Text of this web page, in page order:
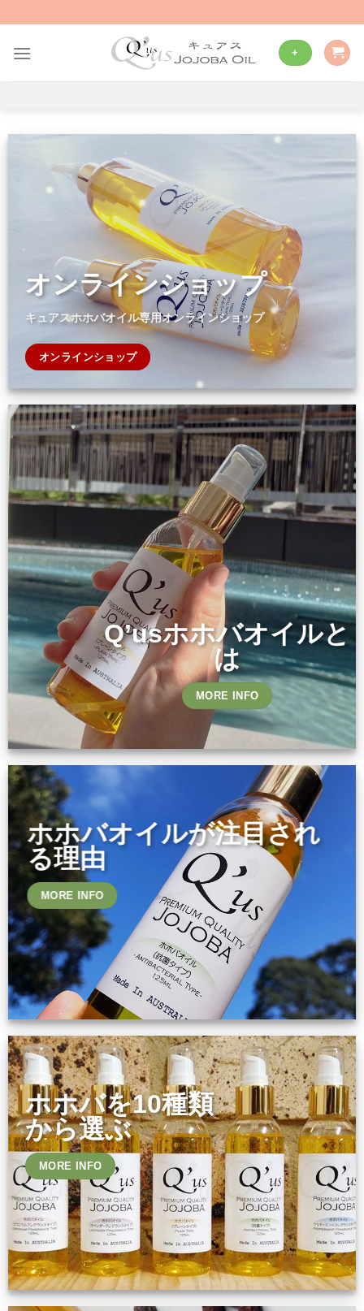
content
+
オンラインショップ
キュアスホホバオイル専用オンラインショップ
オンラインショップ
Q’usホホバオイルと
は
MORE INFO
ホホバオイルが注目され
る理由
MORE INFO
ホホバを10種類
から選ぶ
MORE INFO